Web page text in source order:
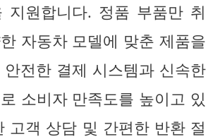
지원합니다. 정품 부품만 취
자동차 모델에 맞춘 제품을
전한 결제 시스템과 신속한
소비자 만족도를 높이고 있
고객 상담 및 간편한 반환 절